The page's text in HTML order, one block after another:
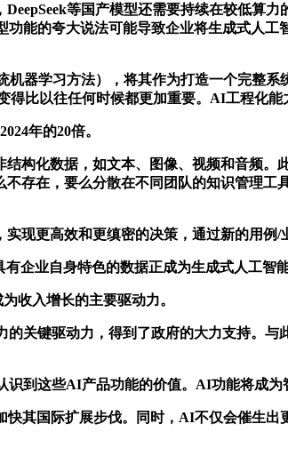
等国产模型还需要持续在较低算力
能的夸大说法可能导致企业将生成式人
学习方法），将其作为打造一个完整系
比以往任何时候都更加重要。AI工程化能
年的20倍。
化数据，如文本、图像、视频和音频。
存在，要么分散在不同团队的知识管理工
更高效和更缜密的决策，通过新的用例/
业自身特色的数据正成为生成式人工智
收入增长的主要驱动力。
键驱动力，得到了政府的大力支持。与
这些AI产品功能的价值。AI功能将成为
国际扩展步伐。同时，AI不仅会催生出